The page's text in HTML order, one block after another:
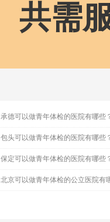
共需
承德可以做青年体检的医院有哪些
包头可以做青年体检的医院有哪些
保定可以做青年体检的医院有哪些
北京可以做青年体检的公立医院有